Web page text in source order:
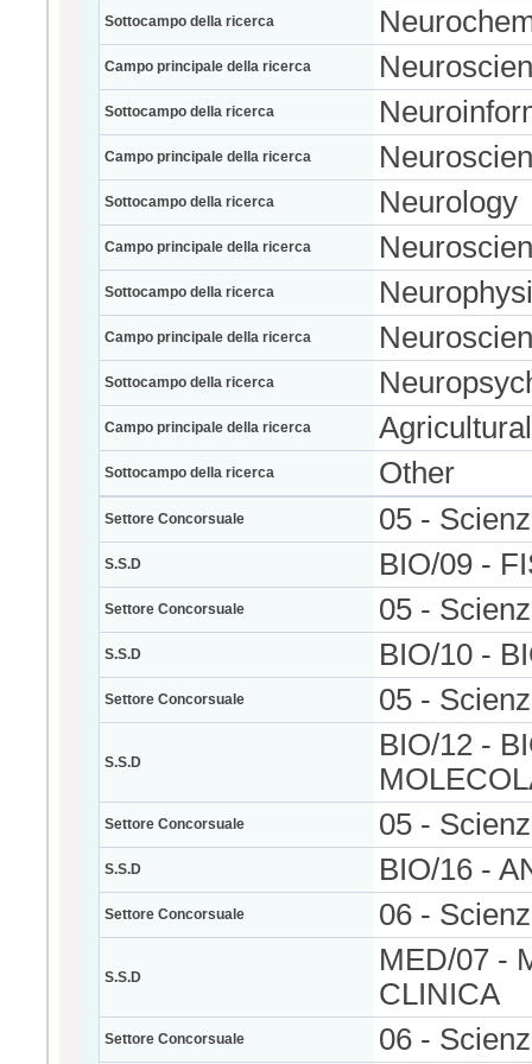
Sottocampo della ricerca
Campo principale della ricerca
Sottocampo della ricerca
Campo principale della ricerca
Sottocampo della ricerca Neurology
Campo principale della ricerca
Sottocampo della ricerca
Campo principale della ricerca
Sottocampo della ricerca
Campo principale della ricerca
Sottocampo della ricerca Other
Settore Concorsuale 05 -
S.S.D BIO/09 -
Settore Concorsuale 05 -
S.S.D BIO/10 -
Settore Concorsuale 05 -
S.S.D
BIO/12 -
Settore Concorsuale 05 -
S.S.D BIO/16 -
Settore Concorsuale 06 -
S.S.D
MED/07 -
CLINICA
Settore Concorsuale 06 -